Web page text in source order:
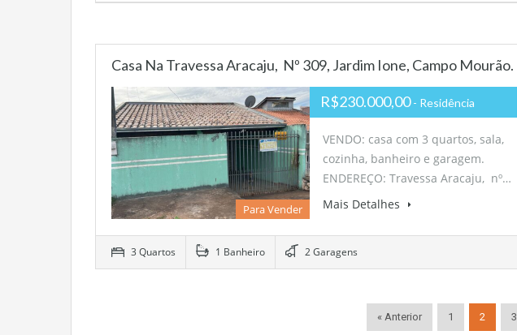
Casa Na Travessa Aracaju, Nº 309, Jardim Ione, Campo Mourão.
Para Vender
R$230.000,00- Residência
VENDO: casa com 3 quartos, sala,
cozinha, banheiro e garagem.
ENDEREÇO: Travessa Aracaju, nº…
Mais Detalhes
3 Quartos 1 Banheiro 2 Garagens
« Anterior 1 2 3